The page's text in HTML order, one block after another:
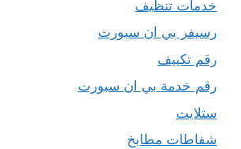
خدمات تنظيف
رسيفر بي ان سبورت
رقم تكييف
رقم خدمة بي ان سبورت
ستلايت
شفاطات مطابخ